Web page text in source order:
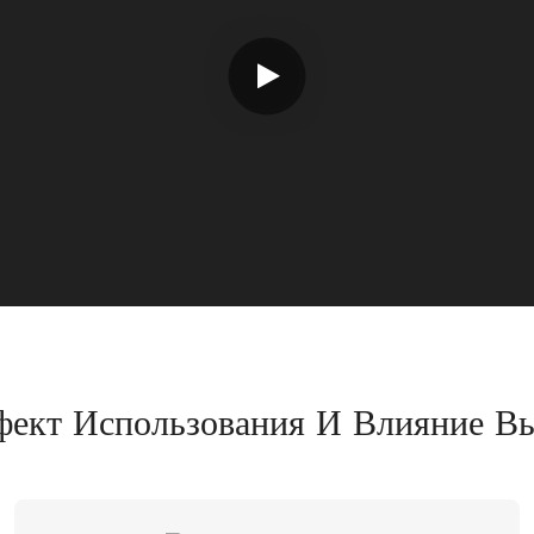
Использования И Влияние